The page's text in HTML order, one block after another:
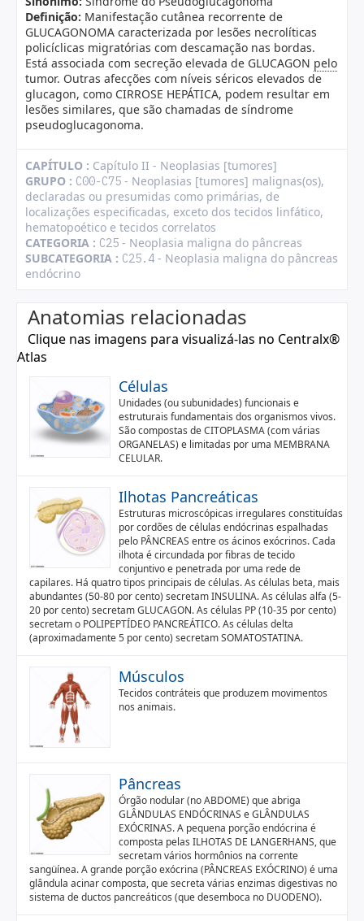
Definição: Manifestação cutânea recorrente de
GLUCAGONOMA caracterizada por lesões necrolíticas
policíclicas migratórias com descamação nas bordas.
Está associada com secreção elevada de GLUCAGON pelo
tumor. Outras afecções com níveis séricos elevados de
glucagon, como CIRROSE HEPÁTICA, podem resultar em
lesões similares, que são chamadas de síndrome
pseudoglucagonoma.
CAPÍTULO : Capítulo II - Neoplasias [tumores]
GRUPO : C00-C75 - Neoplasias [tumores] malignas(os),
declaradas ou presumidas como primárias, de
localizações especificadas, exceto dos tecidos linfático,
hematopoético e tecidos correlatos
CATEGORIA : C25 - Neoplasia maligna do pâncreas
SUBCATEGORIA : C25.4- Neoplasia maligna do pâncreas
endócrino
Anatomias relacionadas
Clique nas imagens para visualizá-las no Centralx®
Atlas
Células
Unidades (ou subunidades) funcionais e
estruturais fundamentais dos organismos vivos.
São compostas de CITOPLASMA (com várias
ORGANELAS) e limitadas por uma MEMBRANA
CELULAR.
Ilhotas Pancreáticas
Estruturas microscópicas irregulares constituídas
por cordões de células endócrinas espalhadas
pelo PÂNCREAS entre os ácinos exócrinos. Cada
ilhota é circundada por fibras de tecido
conjuntivo e penetrada por uma rede de
capilares. Há quatro tipos principais de células. As células beta, mais
abundantes (50-80 por cento) secretam INSULINA. As células alfa (5-
20 por cento) secretam GLUCAGON. As células PP (10-35 por cento)
secretam o POLIPEPTÍDEO PANCREÁTICO. As células delta
(aproximadamente 5 por cento) secretam SOMATOSTATINA.
Músculos
Tecidos contráteis que produzem movimentos
nos animais.
Pâncreas
Órgão nodular (no ABDOME) que abriga
GLÂNDULAS ENDÓCRINAS e GLÂNDULAS
EXÓCRINAS. A pequena porção endócrina é
composta pelas ILHOTAS DE LANGERHANS, que
secretam vários hormônios na corrente
sangüínea. A grande porção exócrina (PÂNCREAS EXÓCRINO) é uma
glândula acinar composta, que secreta várias enzimas digestivas no
sistema de ductos pancreáticos (que desemboca no DUODENO).